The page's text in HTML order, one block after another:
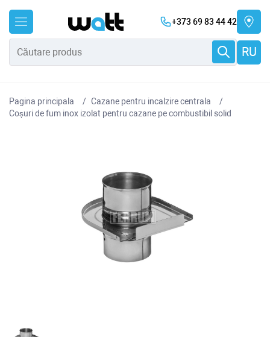
+373 69 83 44 42
RU
Pagina principala
Cazane pentru incalzire centrala
Coșuri de fum inox izolat pentru cazane pe combustibil solid